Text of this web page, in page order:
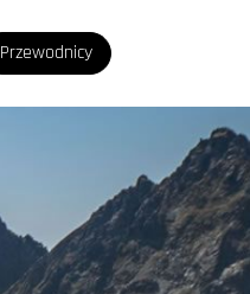
Przewodnicy